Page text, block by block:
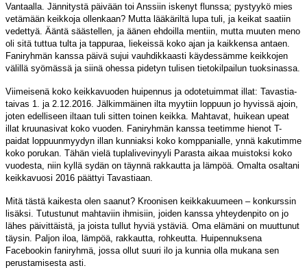
Vantaalla. Jännitystä päivään toi Anssiin iskenyt flunssa; pystyykö mies
vetämään keikkoja ollenkaan? Mutta lääkäriltä lupa tuli, ja keikat saatiin
vedettyä. Ääntä säästellen, ja äänen ehdoilla mentiin, mutta muuten meno
oli sitä tuttua tulta ja tappuraa, liekeissä koko ajan ja kaikkensa antaen.
Faniryhmän kanssa päivä sujui vauhdikkaasti käydessämme keikkojen
välillä syömässä ja siinä ohessa pidetyn tulisen tietokilpailun tuoksinassa.
Viimeisenä koko keikkavuoden huipennus ja odotetuimmat illat: Tavastia-
taivas 1. ja 2.12.2016. Jälkimmäinen ilta myytiin loppuun jo hyvissä ajoin,
joten edelliseen iltaan tuli sitten toinen keikka. Mahtavat, huikean upeat
illat kruunasivat koko vuoden. Faniryhmän kanssa teetimme hienot T-
paidat loppuunmyydyn illan kunniaksi koko komppanialle, ynnä kakutimme
koko porukan. Tähän vielä tuplalivevinyyli Parasta aikaa muistoksi koko
vuodesta, niin kyllä sydän on täynnä rakkautta ja lämpöä. Omalta osaltani
keikkavuosi 2016 päättyi Tavastiaan.
Mitä tästä kaikesta olen saanut? Kroonisen keikkakuumeen – konkurssin
lisäksi. Tutustunut mahtaviin ihmisiin, joiden kanssa yhteydenpito on jo
lähes päivittäistä, ja joista tullut hyviä ystäviä. Oma elämäni on muuttunut
täysin. Paljon iloa, lämpöä, rakkautta, rohkeutta. Huipennuksena
Facebookin faniryhmä, jossa ollut suuri ilo ja kunnia olla mukana sen
perustamisesta asti.